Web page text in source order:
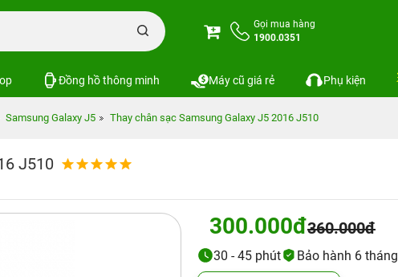
Gọi mua hàng
1900.0351
Đồng hồ thông minh Máy cũ giá rẻ Phụ kiện
Samsung Galaxy J5 Thay chân sạc Samsung Galaxy J5 2016 J510
J510
300.000đ360.000đ
30 - 45 phút Bảo hành 6 tháng